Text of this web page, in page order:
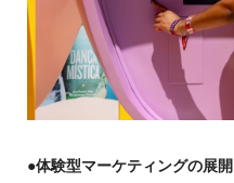
●体験型マーケティングの展開